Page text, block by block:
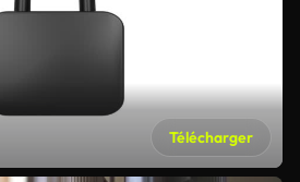
Télécharger